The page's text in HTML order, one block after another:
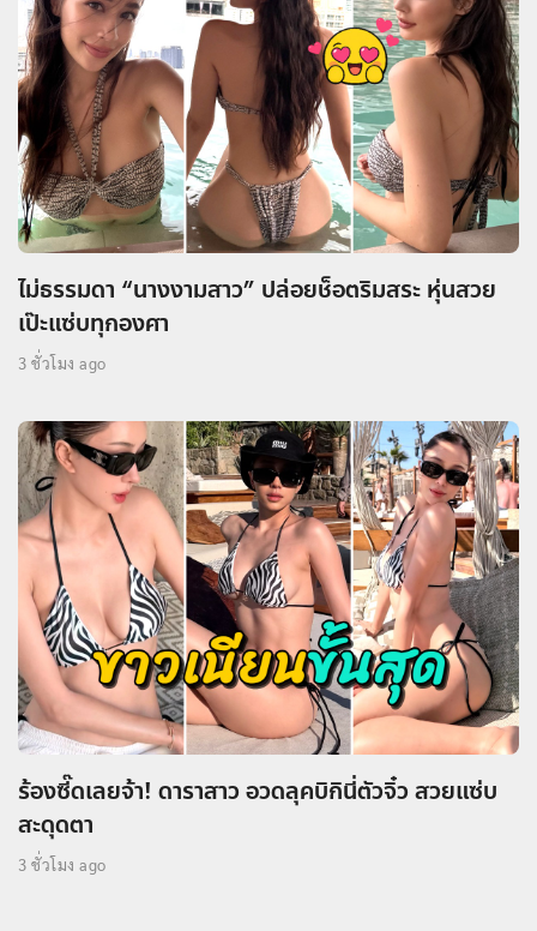
ไม่ธรรมดา “นางงามสาว” ปล่อยช็อตริมสระ หุ่นสวย
เป๊ะแซ่บทุกองศา
3 ชั่วโมง ago
ร้องซี๊ดเลยจ้า! ดาราสาว อวดลุคบิกินี่ตัวจิ๋ว สวยแซ่บ
สะดุดตา
3 ชั่วโมง ago